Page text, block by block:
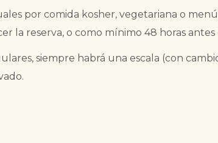
por comida kosher, vegetariana o
la reserva, o como mínimo 48 horas antes
siempre habrá una escala (con